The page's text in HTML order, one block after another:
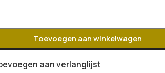
Toevoegen aan winkelwagen
aan verlanglijst